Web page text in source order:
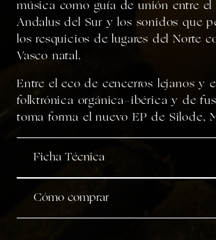
música como guía de unión entre el
Andalus del Sur y los sonidos que
los resquicios de lugares del Norte
Vasco natal.
Entre el eco de cencerros lejanos y
folktrónica orgánica-ibérica y de
toma forma el nuevo EP de Silode,
Ficha Técnica
Cómo comprar